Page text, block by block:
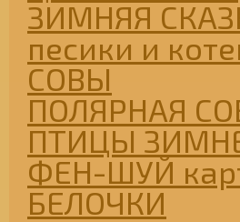
ЗИМНЯЯ
песики и
СОВЫ
ПОЛЯРНАЯ
ПТИЦЫ
ФЕН-ШУЙ
БЕЛОЧКИ